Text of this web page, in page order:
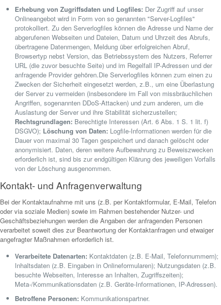
Erhebung von Zugriffsdaten und Logfiles: Der Zugriff auf unser
Onlineangebot wird in Form von so genannten "Server-Logfiles"
protokolliert. Zu den Serverlogfiles können die Adresse und Name der
abgerufenen Webseiten und Dateien, Datum und Uhrzeit des Abrufs,
übertragene Datenmengen, Meldung über erfolgreichen Abruf,
Browsertyp nebst Version, das Betriebssystem des Nutzers, Referrer
URL (die zuvor besuchte Seite) und im Regelfall IP-Adressen und der
anfragende Provider gehören.Die Serverlogfiles können zum einen zu
Zwecken der Sicherheit eingesetzt werden, z.B., um eine Überlastung
der Server zu vermeiden (insbesondere im Fall von missbräuchlichen
Angriffen, sogenannten DDoS-Attacken) und zum anderen, um die
Auslastung der Server und ihre Stabilität sicherzustellen;
Rechtsgrundlagen: Berechtigte Interessen (Art. 6 Abs. 1 S. 1 lit. f)
DSGVO); Löschung von Daten: Logfile-Informationen werden für die
Dauer von maximal 30 Tagen gespeichert und danach gelöscht oder
anonymisiert. Daten, deren weitere Aufbewahrung zu Beweiszwecken
erforderlich ist, sind bis zur endgültigen Klärung des jeweiligen Vorfalls
von der Löschung ausgenommen.
Kontakt- und Anfragenverwaltung
Bei der Kontaktaufnahme mit uns (z.B. per Kontaktformular, E-Mail, Telefon
oder via soziale Medien) sowie im Rahmen bestehender Nutzer- und
Geschäftsbeziehungen werden die Angaben der anfragenden Personen
verarbeitet soweit dies zur Beantwortung der Kontaktanfragen und etwaiger
angefragter Maßnahmen erforderlich ist.
Verarbeitete Datenarten: Kontaktdaten (z.B. E-Mail, Telefonnummern);
Inhaltsdaten (z.B. Eingaben in Onlineformularen); Nutzungsdaten (z.B.
besuchte Webseiten, Interesse an Inhalten, Zugriffszeiten);
Meta-/Kommunikationsdaten (z.B. Geräte-Informationen, IP-Adressen).
Betroffene Personen: Kommunikationspartner.